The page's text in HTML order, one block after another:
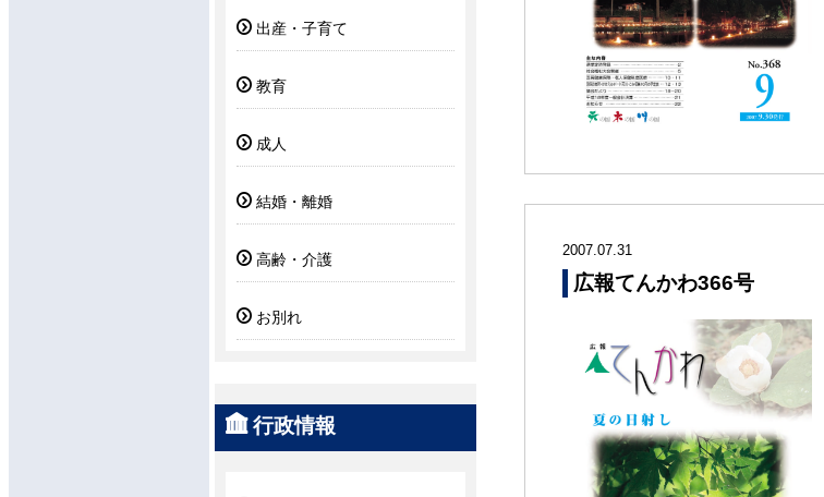
出産・子育て
教育
成人
結婚・離婚
高齢・介護
お別れ
行政情報
2007.07.31
広報てんかわ366号